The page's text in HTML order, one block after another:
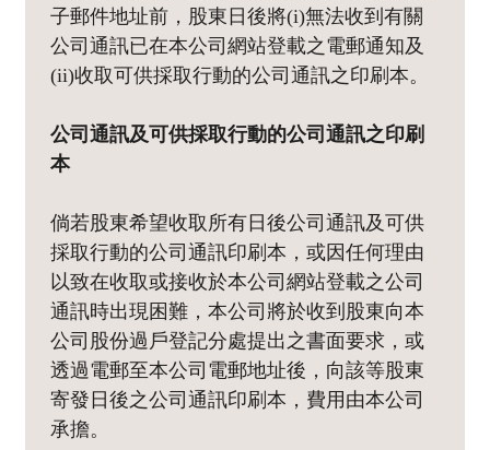
子郵件地址前，股東日後將(i)無法收到有關
公司通訊已在本公司網站登載之電郵通知及
(ii)收取可供採取行動的公司通訊之印刷本。
公司通訊及可供採取行動的公司通訊之印刷
本
倘若股東希望收取所有日後公司通訊及可供
採取行動的公司通訊印刷本，或因任何理由
以致在收取或接收於本公司網站登載之公司
通訊時出現困難，本公司將於收到股東向本
公司股份過戶登記分處提出之書面要求，或
透過電郵至本公司電郵地址後，向該等股東
寄發日後之公司通訊印刷本，費用由本公司
承擔。